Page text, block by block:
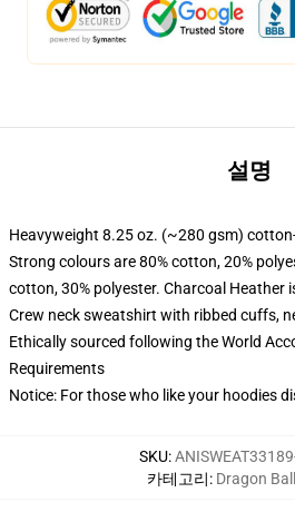
설명
Heavyweight 8.25 oz. (~280 gsm)
Strong colours are 80% cotton, 20%
cotton, 30% polyester. Charcoal Heather
Crew neck sweatshirt with ribbed cuffs,
Ethically sourced following the World
Requirements
Notice: For those who like your hoodies
SKU:
카테고리: Dragon